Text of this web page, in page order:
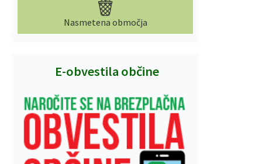
Nasmetena območja
E-obvestila občine